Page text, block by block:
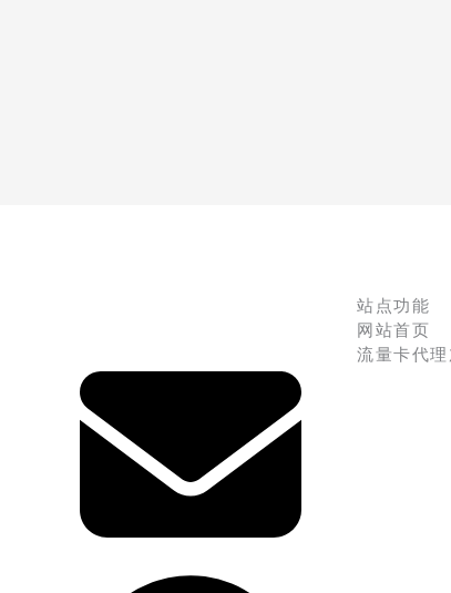
站点功能
网站首页
流量卡代理